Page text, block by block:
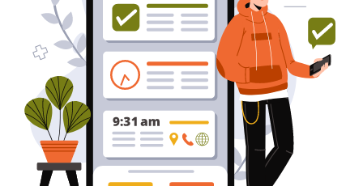
לפרטים